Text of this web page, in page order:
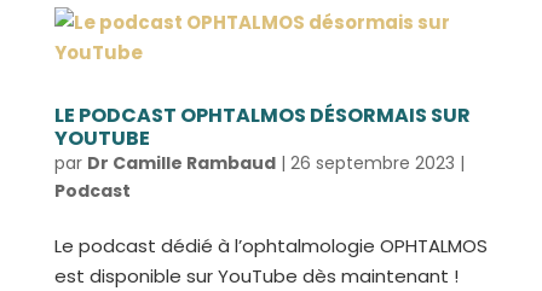
LE PODCAST OPHTALMOS DÉSORMAIS SUR
YOUTUBE
par Dr Camille Rambaud| 26 septembre 2023 |
Podcast
Le podcast dédié à l’ophtalmologie OPHTALMOS
est disponible sur YouTube dès maintenant !